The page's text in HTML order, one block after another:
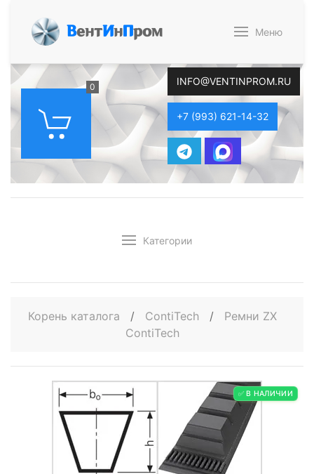
ВентИнПром Меню
0 INFO@VENTINPROM.RU
+7 (993) 621-14-32
Категории
Корень каталога / ContiTech /
Ремни ZX
ContiTech
✅ В НАЛИЧИИ